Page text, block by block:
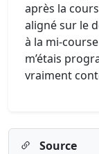
après la
aligné sur le
à la mi-
m’étais
vraiment
Source